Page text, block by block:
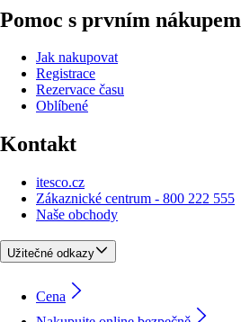
Pomoc s prvním nákupem
Jak nakupovat
Registrace
Rezervace času
Oblíbené
Kontakt
itesco.cz
Zákaznické centrum - 800 222 555
Naše obchody
Užitečné odkazy
Cena